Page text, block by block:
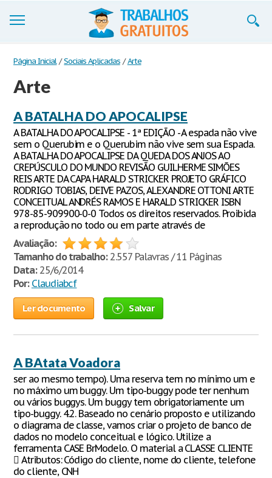
Trabalhos
Cadastre-se
Entre
Blog
Contate-nos
Página Inicial / Sociais Aplicadas / Arte
Arte
A BATALHA DO APOCALIPSE
A BATALHA DO APOCALIPSE - 1ª EDIÇÃO - A espada não vive
sem o Querubim e o Querubim não vive sem sua Espada.
A BATALHA DO APOCALIPSE DA QUEDA DOS ANJOS AO
CREPÚSCULO DO MUNDO REVISÃO GUILHERME SIMÕES
REIS ARTE DA CAPA HARALD STRICKER PROJETO GRÁFICO
RODRIGO TOBIAS, DEIVE PAZOS, ALEXANDRE OTTONI ARTE
CONCEITUAL ANDRÉS RAMOS E HARALD STRICKER ISBN
978-85-909900-0-0 Todos os direitos reservados. Proibida
a reprodução no todo ou em parte através de
Avaliação:
Tamanho do trabalho:2.557 Palavras / 11 Páginas
Data:25/6/2014
Por: Claudiabcf
Ler documento Salvar
A BAtata Voadora
ser ao mesmo tempo). Uma reserva tem no mínimo um e
no máximo um buggy. Um tipo-buggy pode ter nenhum
ou vários buggys. Um buggy tem obrigatoriamente um
tipo-buggy. 4.2. Baseado no cenário proposto e utilizando
o diagrama de classe, vamos criar o projeto de banco de
dados no modelo conceitual e lógico. Utilize a
ferramenta CASE BrModelo. O material a CLASSE CLIENTE
 Atributos: Código do cliente, nome do cliente, telefone
do cliente, CNH